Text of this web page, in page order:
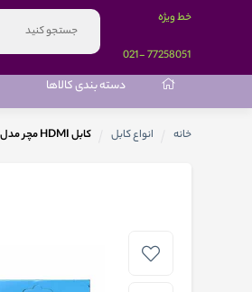
خط ویژه
77258051
-021
دسته بندی کالاها
خانه انواع کابل کابل HDMI مچر مدل MR-124 طول 1.5 متر